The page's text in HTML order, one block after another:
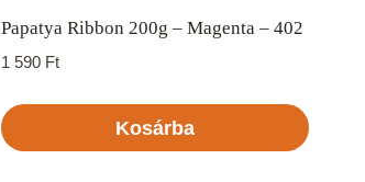
Papatya Ribbon 200g – Magenta – 402
1 590 Ft
Kosárba